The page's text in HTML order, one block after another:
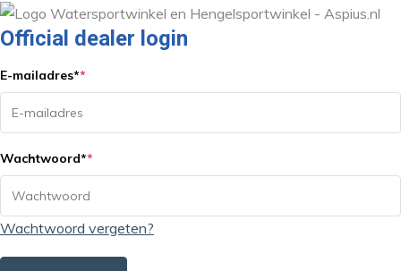
Official dealer login
E-mailadres**
Wachtwoord**
Wachtwoord vergeten?